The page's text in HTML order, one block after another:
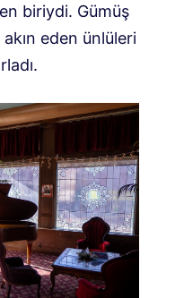
biriydi. Gümüş
akın eden ünlüleri